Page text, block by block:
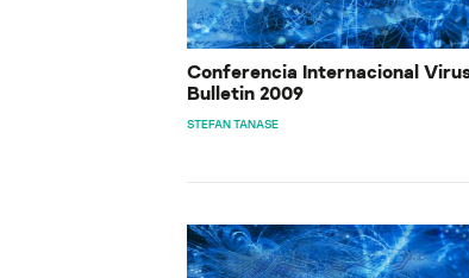
Conferencia Internacional
Bulletin 2009
STEFAN TANASE